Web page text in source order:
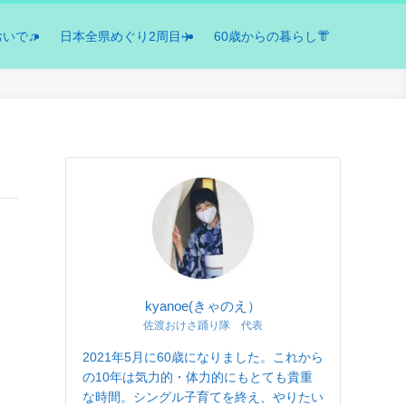
いで♫ 日本全県めぐり2周目✈️ 60歳からの暮らし👘
kyanoe(きゃのえ）
佐渡おけさ踊り隊 代表
2021年5月に60歳になりました。これから
の10年は気力的・体力的にもとても貴重
な時間。シングル子育てを終え、やりたい